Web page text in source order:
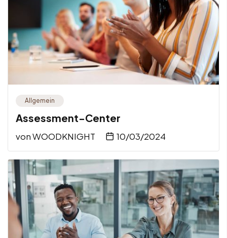
Allgemein
Assessment-Center
vonWOODKNIGHT 10/03/2024